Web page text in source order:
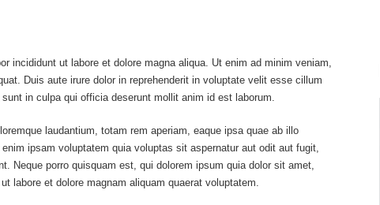
incididunt ut labore et dolore magna aliqua. Ut enim ad minim veniam,
Duis aute irure dolor in reprehenderit in voluptate velit esse cillum
in culpa qui officia deserunt mollit anim id est laborum.
laudantium, totam rem aperiam, eaque ipsa quae ab illo
ipsam voluptatem quia voluptas sit aspernatur aut odit aut fugit,
Neque porro quisquam est, qui dolorem ipsum quia dolor sit amet,
labore et dolore magnam aliquam quaerat voluptatem.